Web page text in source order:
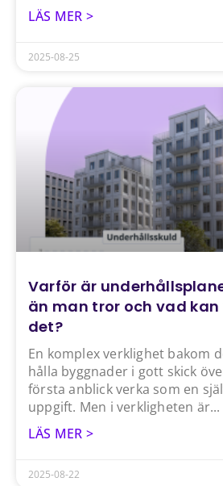
LÄS MER >
2025-08-25
Varför är
än man tror och vad
det?
En komplex verklighet bakom
hålla byggnader i gott skick
första anblick verka som en
uppgift. Men i verkligheten är
LÄS MER >
2025-08-22